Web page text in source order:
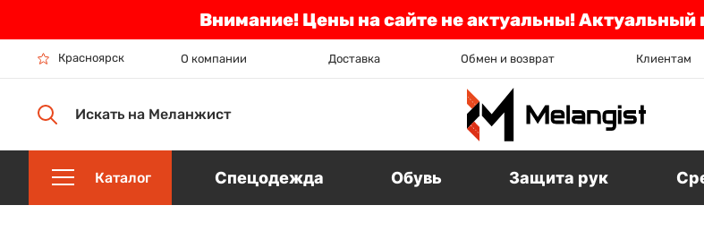
Внимание! Цены на сайте не актуальны!
Красноярск О компании Доставка Обмен и возврат Клиентам
Искать на Меланжист
Каталог Спецодежда Обувь Защита рук